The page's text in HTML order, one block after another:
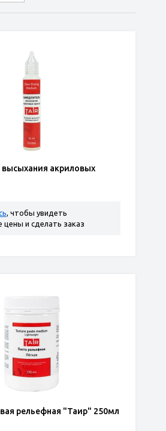
акриловых
, чтобы увидеть
цены и сделать заказ
рельефная "Таир" 250мл